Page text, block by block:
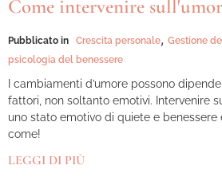
Come intervenire
Pubblicato in Crescita personale, Gestione
psicologia del benessere
I cambiamenti d’umore possono
fattori, non soltanto emotivi. Intervenire
uno stato emotivo di quiete e
come!
LEGGI DI PIÙ